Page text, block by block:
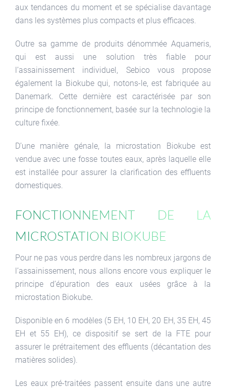
aux tendances du moment et se spécialise davantage
dans les systèmes plus compacts et plus efficaces.
Outre sa gamme de produits dénommée Aquameris,
qui est aussi une solution très fiable pour
l’assainissement individuel, Sebico vous propose
également la Biokube qui, notons-le, est fabriquée au
Danemark. Cette dernière est caractérisée par son
principe de fonctionnement, basée sur la technologie la
culture fixée.
D’une manière génale, la microstation Biokube est
vendue avec une fosse toutes eaux, après laquelle elle
est installée pour assurer la clarification des effluents
domestiques.
Fonctionnement de la
microstation Biokube
Pour ne pas vous perdre dans les nombreux jargons de
l’assainissement, nous allons encore vous expliquer le
principe d’épuration des eaux usées grâce à la
microstation Biokube.
Disponible en 6 modèles (5 EH, 10 EH, 20 EH, 35 EH, 45
EH et 55 EH), ce dispositif se sert de la FTE pour
assurer le prétraitement des effluents (décantation des
matières solides).
Les eaux pré-traitées passent ensuite dans une autre